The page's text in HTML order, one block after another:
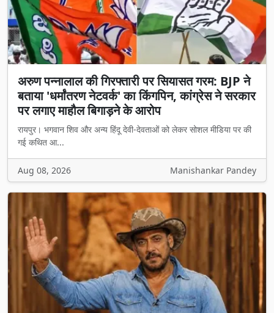
अरुण पन्नालाल की गिरफ्तारी पर सियासत गरम: BJP ने
बताया 'धर्मांतरण नेटवर्क' का किंगपिन, कांग्रेस ने सरकार
पर लगाए माहौल बिगाड़ने के आरोप
रायपुर। भगवान शिव और अन्य हिंदू देवी-देवताओं को लेकर सोशल मीडिया पर की
गई कथित आ...
Aug 08, 2026 Manishankar Pandey